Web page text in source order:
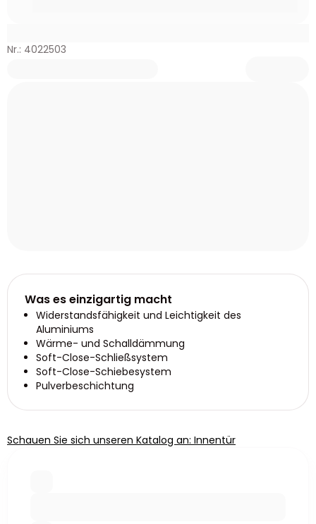
Nr.: 4022503
Was es einzigartig macht
Widerstandsfähigkeit und Leichtigkeit des
Aluminiums
Wärme- und Schalldämmung
Soft-Close-Schließsystem
Soft-Close-Schiebesystem
Pulverbeschichtung
Schauen Sie sich unseren Katalog an: Innentür